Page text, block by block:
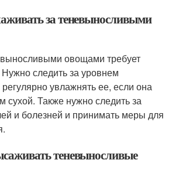
за теневыносливыми
овощами требует
Нужно следить за уровнем
увлажнять ее, если она
сухой. Также нужно следить за
и болезней и принимать меры для
теневыносливые